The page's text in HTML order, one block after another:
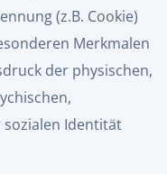
(z.B. Cookie)
Merkmalen
der physischen,
Identität